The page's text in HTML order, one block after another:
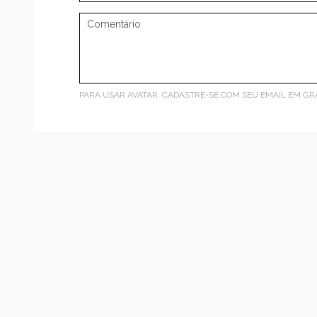
PARA USAR AVATAR, CADASTRE-SE COM SEU EMAIL EM